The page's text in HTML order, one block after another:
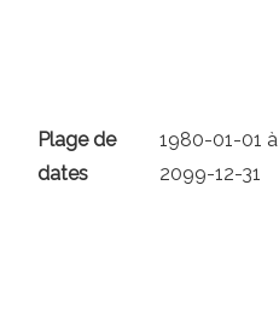
Plage de
dates
1980-01-01 à
2099-12-31